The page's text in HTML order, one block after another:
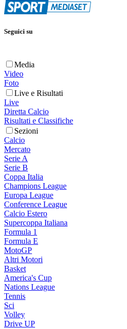
Seguici su
Media
Video
Foto
Live e Risultati
Live
Diretta Calcio
Risultati e Classifiche
Sezioni
Calcio
Mercato
Serie A
Serie B
Coppa Italia
Champions League
Europa League
Conference League
Calcio Estero
Supercoppa Italiana
Formula 1
Formula E
MotoGP
Altri Motori
Basket
America's Cup
Nations League
Tennis
Sci
Volley
Drive UP